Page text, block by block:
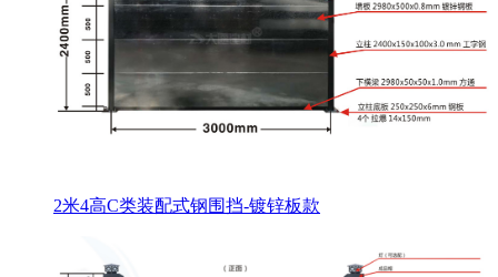
2米4高C类装配式钢围挡-镀锌板款